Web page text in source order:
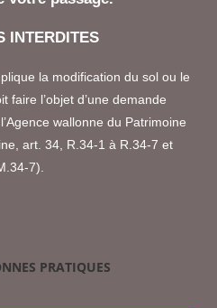
INTERDITES
la modification du sol ou le
faire l’objet d’une demande
wallonne du Patrimoine
art. 34, R.34-1 à R.34-7 et
7).
PRATIQUES